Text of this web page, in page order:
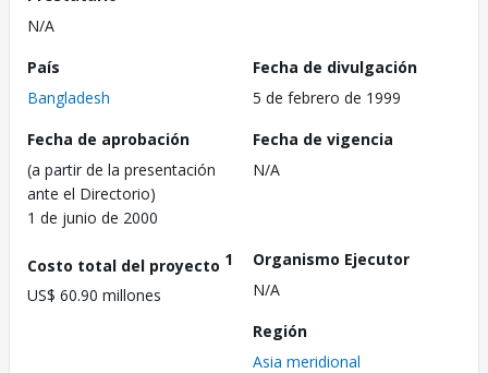
N/A
País
Bangladesh
Fecha de divulgación
5 de febrero de 1999
Fecha de aprobación
(a partir de la presentación
ante el Directorio)
1 de junio de 2000
Fecha de vigencia
N/A
Costo total del proyecto 1
US$ 60.90 millones
Organismo Ejecutor
N/A
Región
Asia meridional